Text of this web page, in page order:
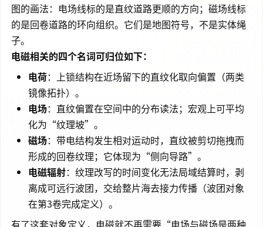
图的画法：电场线标的是直纹道路更顺的方向；磁场线标
的是回卷道路的环向组织。它们是地图符号，不是实体绳
子。
电磁相关的四个名词可归位如下：
电荷：上锁结构在近场留下的直纹化取向偏置（两类
镜像拓扑）。
电场：直纹偏置在空间中的分布读法；宏观上可平均
化为“纹理坡”。
磁场：带电结构发生相对运动时，直纹被剪切拖拽而
形成的回卷纹理；它体现为“侧向导路”。
电磁辐射：纹理改写的时间变化无法局域结算时，剥
离成可远行波团，交给整片海去接力传播（波团对象
在第3卷完成定义）。
有了这套对象定义，电磁就不再需要“电场与磁场是两种